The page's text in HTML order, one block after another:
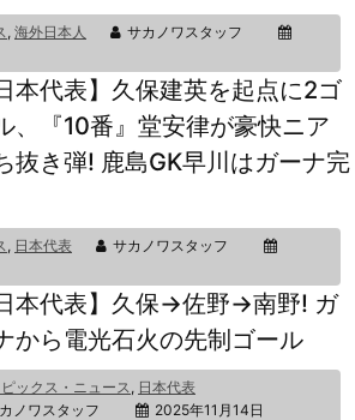
, 海外日本人
サカノワスタッフ
日本代表】久保建英を起点に2ゴ
、『10番』堂安律が豪快ニア
抜き弾! 鹿島GK早川はガーナ完
, 日本代表
サカノワスタッフ
日本代表】久保→佐野→南野! ガ
から電光石火の先制ゴール
ピックス・ニュース, 日本代表
ノワスタッフ
2025年11月14日